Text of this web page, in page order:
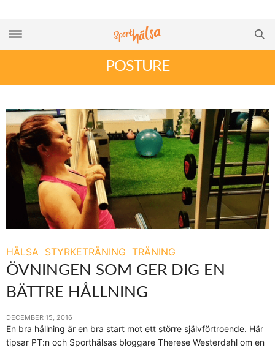
POSTURE
HÄLSA STYRKETRÄNING TRÄNING
ÖVNINGEN SOM GER DIG EN
BÄTTRE HÅLLNING
DECEMBER 15, 2016
En bra hållning är en bra start mot ett större självförtroende. Här
tipsar PT:n och Sporthälsas bloggare Therese Westerdahl om en